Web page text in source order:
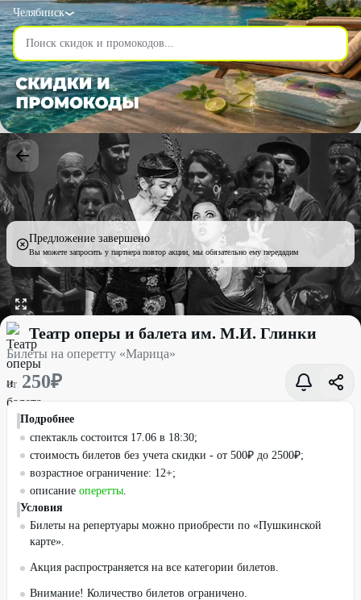
Челябинск
Предложение завершено
Вы можете запросить у партнера повтор акции, мы обязательно ему передадим
Билеты на оперетту «Марица» со скидкой 50% - Театр оперы
Театр оперы и балета им. М.И. Глинки
Билеты на оперетту «Марица»
от 250₽
Подробнее
спектакль состоится 17.06 в 18:30;
стоимость билетов без учета скидки - от 500₽ до 2500₽;
возрастное ограничение: 12+;
описание оперетты.
Условия
Билеты на репертуары можно приобрести по «Пушкинской
карте».
Акция распространяется на все категории билетов.
Внимание! Количество билетов ограничено.